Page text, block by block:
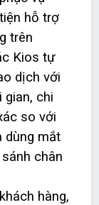
hỗ trợ
trên
Kios tự
dịch với
gian, chi
so với
dùng mắt
chân
hàng,